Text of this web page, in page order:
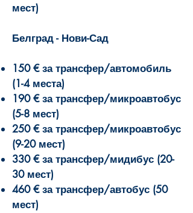
мест)
Белград - Нови-Сад
150 € за трансфер/автомобиль
(1-4 места)
190 € за трансфер/микроавтобус
(5-8 мест)
250 € за трансфер/микроавтобус
(9-20 мест)
330 € за трансфер/мидибус (20-
30 мест)
460 € за трансфер/автобус (50
мест)